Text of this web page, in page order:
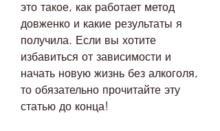
это такое, как работает метод
довженко и какие результаты я
получила. Если вы хотите
избавиться от зависимости и
начать новую жизнь без алкоголя,
то обязательно прочитайте эту
статью до конца!